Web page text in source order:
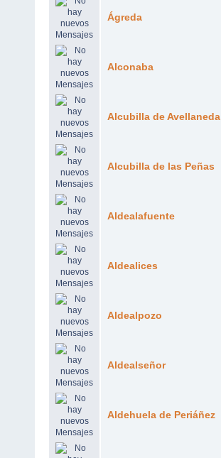
Ágreda
Alconaba
Alcubilla de Avellaneda
Alcubilla de las Peñas
Aldealafuente
Aldealices
Aldealpozo
Aldealseñor
Aldehuela de Periáñez